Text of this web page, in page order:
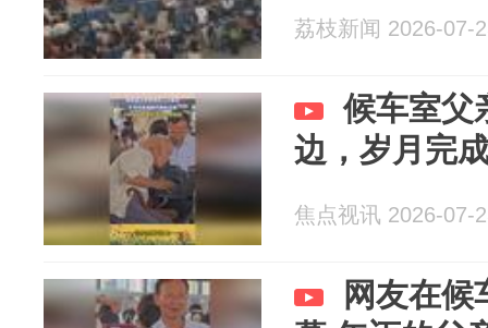
荔枝新闻 2026-07-
候车室父
边，岁月完
焦点视讯 2026-07-
网友在候